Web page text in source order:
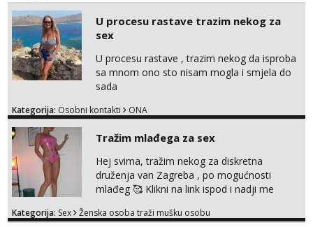
U procesu rastave trazim nekog za
sex
U procesu rastave , trazim nekog da isproba
sa mnom ono sto nisam mogla i smjela do
sada
Kategorija: Osobni kontakti ONA
Tražim mlađega za sex
Hej svima, tražim nekog za diskretna
druženja van Zagreba , po mogućnosti
mlađeg 🥰 Klikni na link ispod i nadji me
Kategorija: Sex Ženska osoba traži mušku osobu